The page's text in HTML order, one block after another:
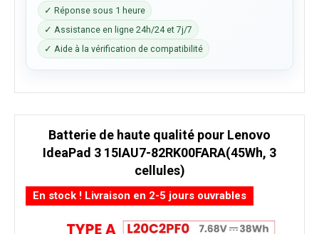
✓ Réponse sous 1 heure
✓ Assistance en ligne 24h/24 et 7j/7
✓ Aide à la vérification de compatibilité
Batterie de haute qualité pour Lenovo
IdeaPad 3 15IAU7-82RK00FARA(45Wh, 3
cellules)
En stock ! Livraison en 2-5 jours ouvrables